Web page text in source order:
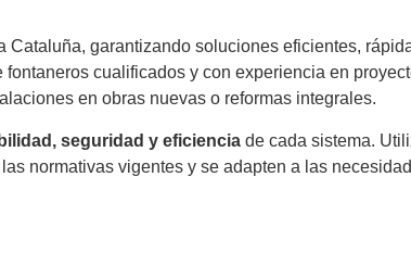
Cataluña, garantizando soluciones eficientes,
cualificados y con experiencia en
en obras nuevas o reformas integrales.
seguridad y eficiencia de cada sistema.
normativas vigentes y se adapten a las